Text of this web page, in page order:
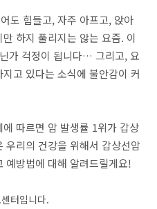
도 힘들고, 자주 아프고, 앉아
하지 풀리지는 않는 요즘. 이
가 걱정이 됩니다… 그리고, 요
고 있다는 소식에 불안감이 커
따르면 암 발생률 1위가 갑상
우리의 건강을 위해서 갑상선암
예방법에 대해 알려드릴게요!
터입니다.